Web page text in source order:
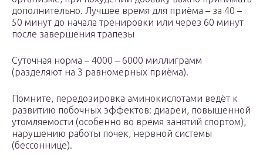
дополнительно. Лучшее время для приёма – за 40 –
50 минут до начала тренировки или через 60 минут
после завершения трапезы
Суточная норма – 4000 – 6000 миллиграмм
(разделяют на 3 равномерных приёма).
Помните, передозировка аминокислотами ведёт к
развитию побочных эффектов: диареи, повышенной
утомляемости (особенно во время занятий спортом),
нарушению работы почек, нервной системы
(бессоннице).